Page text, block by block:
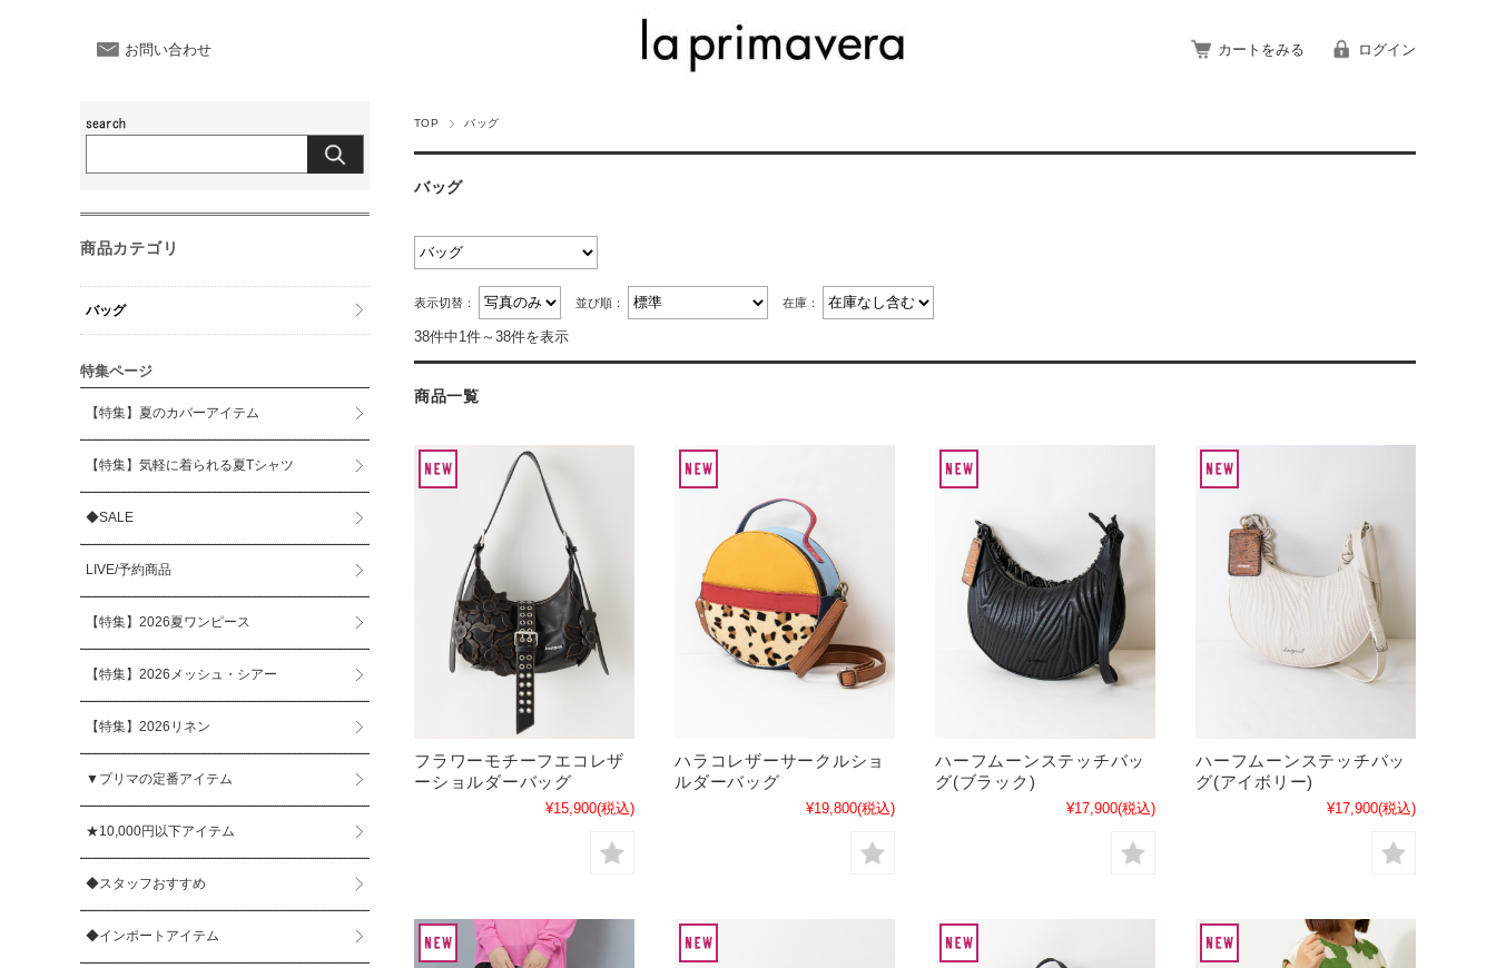
お問い合わせ カートをみる ログイン
TOP バッグ
バッグ
表示切替： 並び順： 在庫：
38件中1件～38件を表示
商品一覧
フラワーモチーフエコレザ
ーショルダーバッグ
¥15,900(税込)
ハラコレザーサークルショ
ルダーバッグ
¥19,800(税込)
ハーフムーンステッチバッ
グ(ブラック)
¥17,900(税込)
ハーフムーンステッチバッ
グ(アイボリー)
¥17,900(税込)
商品カテゴリ
バッグ
特集ページ
【特集】夏のカバーアイテム
【特集】気軽に着られる夏Tシャツ
◆SALE
LIVE/予約商品
【特集】2026夏ワンピース
【特集】2026メッシュ・シアー
【特集】2026リネン
▼プリマの定番アイテム
★10,000円以下アイテム
◆スタッフおすすめ
◆インポートアイテム